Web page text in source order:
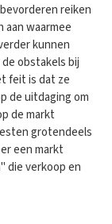
reiken
waarmee
kunnen
obstakels bij
feit is dat ze
de uitdaging om
de markt
grotendeels
een markt
die verkoop en